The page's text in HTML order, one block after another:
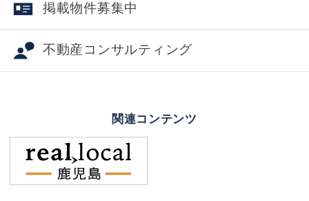
掲載物件募集中
不動産コンサルティング
関連コンテンツ